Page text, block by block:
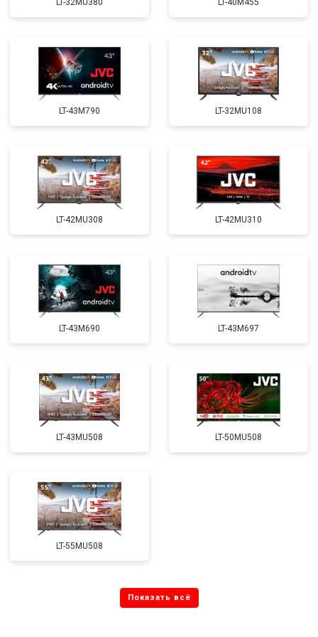
LT-32MU380 LT-40M455
LT-43M790 LT-32MU108
LT-42MU308 LT-42MU310
LT-43M690 LT-43M697
LT-43MU508 LT-50MU508
LT-55MU508